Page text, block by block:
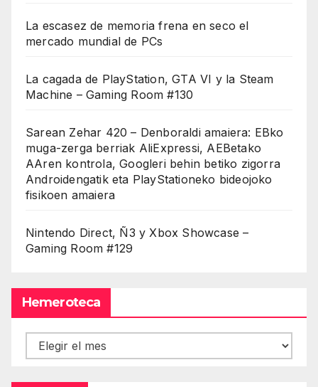
La escasez de memoria frena en seco el
mercado mundial de PCs
La cagada de PlayStation, GTA VI y la Steam
Machine – Gaming Room #130
Sarean Zehar 420 – Denboraldi amaiera: EBko
muga-zerga berriak AliExpressi, AEBetako
AAren kontrola, Googleri behin betiko zigorra
Androidengatik eta PlayStationeko bideojoko
fisikoen amaiera
Nintendo Direct, Ñ3 y Xbox Showcase –
Gaming Room #129
Hemeroteca
Hemeroteca